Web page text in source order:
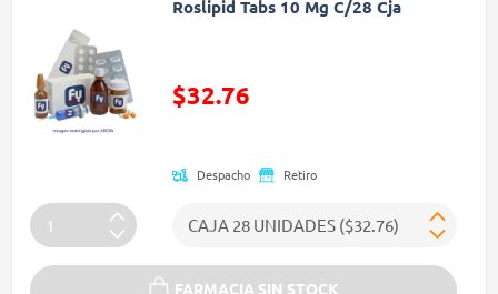
Roslipid Tabs 10 Mg C/28 Cja
Precio reducido de
$32.76
Despacho Retiro
FARMACIA SIN STOCK